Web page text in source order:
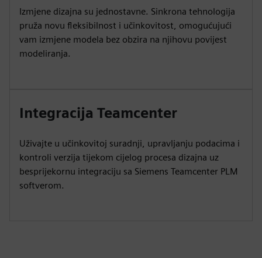
Izmjene dizajna su jednostavne. Sinkrona tehnologija
pruža novu fleksibilnost i učinkovitost, omogućujući
vam izmjene modela bez obzira na njihovu povijest
modeliranja.
Integracija Teamcenter
Uživajte u učinkovitoj suradnji, upravljanju podacima i
kontroli verzija tijekom cijelog procesa dizajna uz
besprijekornu integraciju sa Siemens Teamcenter PLM
softverom.